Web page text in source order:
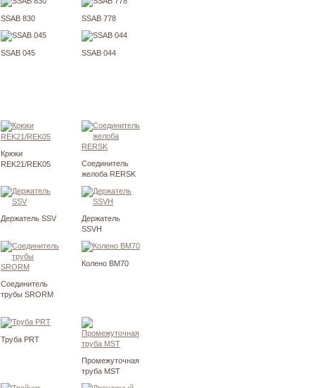
SSAB 830 SSAB 778
SSAB 045 SSAB 044
Крюки
REK21/REK05
Соединитель
желоба RERSK
Держатель SSV
Держатель
SSVH
Соединитель
трубы SRORM
Колено BM70
Труба PRT
Промежуточная
труба MST